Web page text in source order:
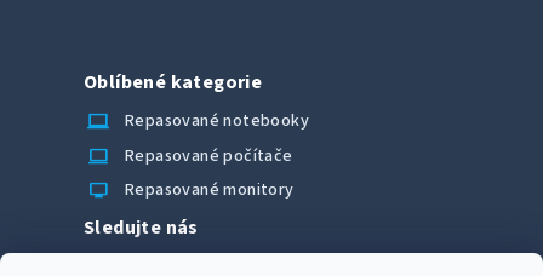
Oblíbené kategorie
laptop_chromebook
Repasované notebooky
computer Repasované počítače
monitor Repasované monitory
Sledujte nás